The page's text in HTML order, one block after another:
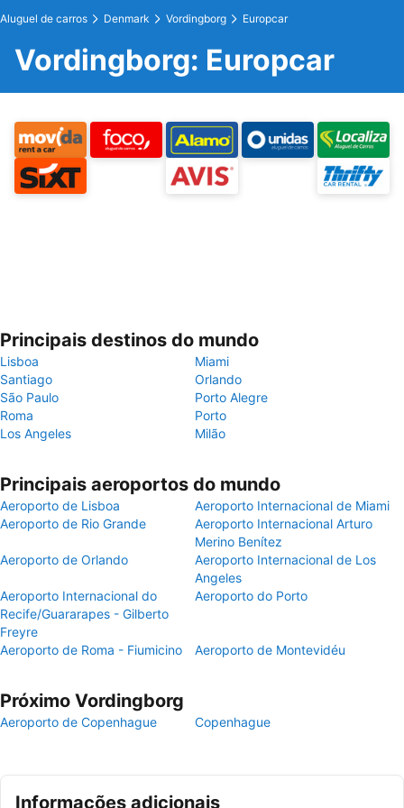
Aluguel de carros Denmark Vordingborg Europcar
Vordingborg: Europcar
Principais destinos do mundo
Lisboa
Miami
Santiago
Orlando
São Paulo
Porto Alegre
Roma
Porto
Los Angeles
Milão
Principais aeroportos do mundo
Aeroporto de Lisboa
Aeroporto Internacional de Miami
Aeroporto de Rio Grande
Aeroporto Internacional Arturo
Merino Benítez
Aeroporto de Orlando
Aeroporto Internacional de Los
Angeles
Aeroporto Internacional do
Recife/Guararapes - Gilberto
Freyre
Aeroporto do Porto
Aeroporto de Roma - Fiumicino Aeroporto de Montevidéu
Próximo Vordingborg
Aeroporto de Copenhague Copenhague
Informações adicionais